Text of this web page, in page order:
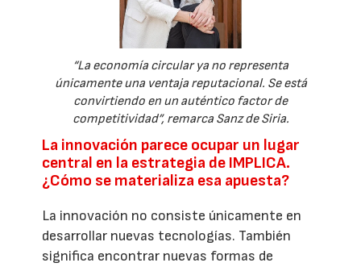
“La economía circular ya no representa
únicamente una ventaja reputacional. Se está
convirtiendo en un auténtico factor de
competitividad”, remarca Sanz de Siria.
La innovación parece ocupar un lugar
central en la estrategia de IMPLICA.
¿Cómo se materializa esa apuesta?
La innovación no consiste únicamente en
desarrollar nuevas tecnologías. También
significa encontrar nuevas formas de